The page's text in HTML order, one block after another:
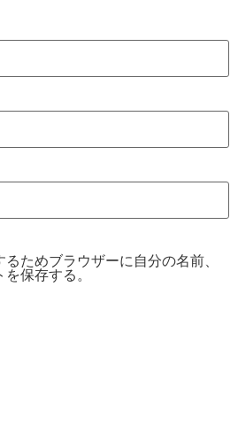
ためブラウザーに自分の名前、
保存する。